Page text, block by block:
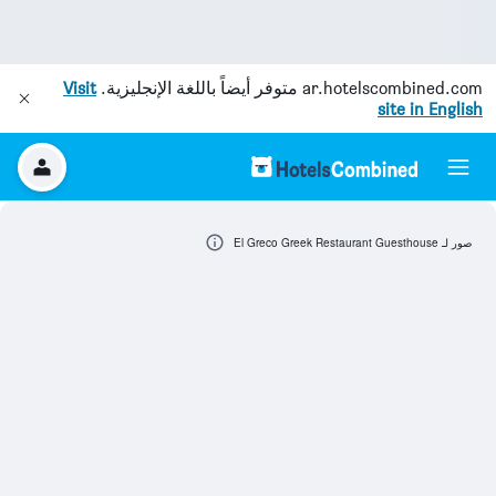
ar.hotelscombined.com متوفر أيضاً باللغة الإنجليزية.Visit
site in English
صور لـ El Greco Greek Restaurant Guesthouse